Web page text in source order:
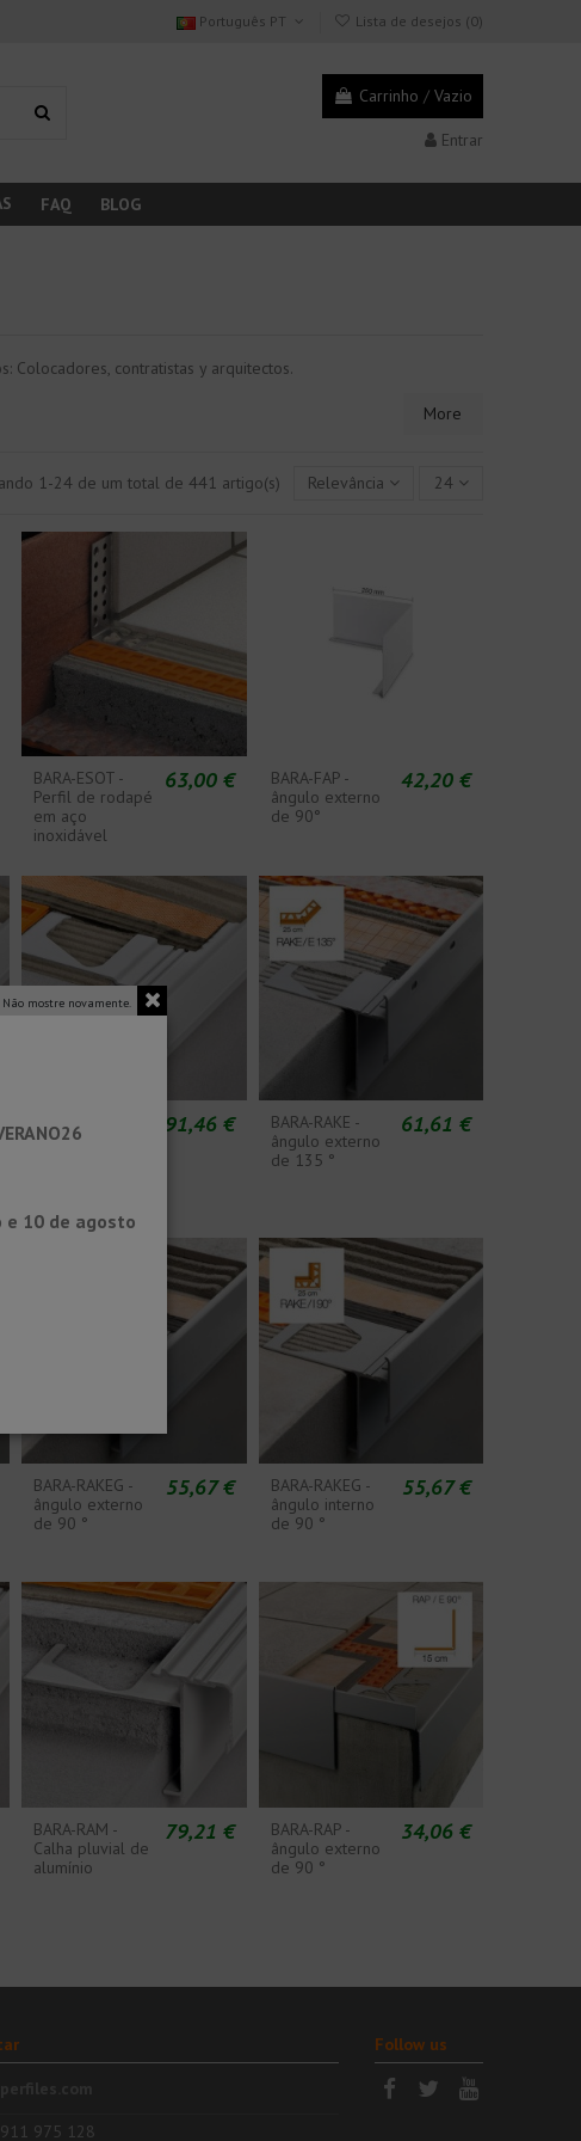
Português PT Lista de desejos (0)
Carrinho / Vazio
Entrar
FAQ BLOG
Colocadores, contratistas y arquitectos.
More
1-24 de um total de 441 artigo(s) Relevância 24
BARA-ESOT -
Perfil de rodapé
em aço
inoxidável
63,00 €
BARA-FAP -
ângulo externo
de 90°
42,20 €
BARA-RAK -
Perfil de
91,46 €
BARA-RAKE -
ângulo externo
de 135 °
61,61 €
BARA-RAKEG -
ângulo externo
de 90 °
55,67 €
BARA-RAKEG -
ângulo interno
de 90 °
55,67 €
BARA-RAM -
Calha pluvial de
alumínio
79,21 €
BARA-RAP -
ângulo externo
de 90 °
34,06 €
975 128
Follow us
Não mostre novamente.
10 de agosto